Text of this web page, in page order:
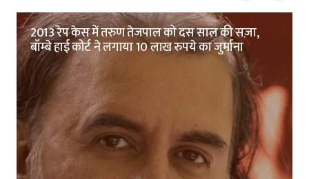
2013 रेप केस में तरुण तेजपाल को दस साल की सज़ा,
बॉम्बे हाई कोर्ट ने लगाया 10 लाख रुपये का जुर्माना